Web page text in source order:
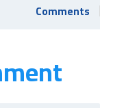
Comments